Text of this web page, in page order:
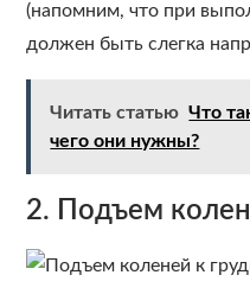
(напомним, что при
должен быть слегка
Читать статью Что
чего они нужны?
2. Подъем